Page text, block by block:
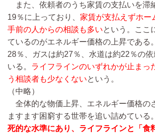
また、依頼者のうち家賃の支払いを滞
19％に上っており、 家賃が支払えずホー
手前の人からの相談も多いという。ここ
ているのがエネルギー価格の上昇である
28％、ガスは約27％、水道は約22％の
いる。 ライフラインのいずれかが止まっ
う相談者も少なくないという。
（中略）
全体的な物価上昇、エネルギー価格の
ますます困窮する世帯を追い詰めている。
死的な水準にあり、ライフラインと「食